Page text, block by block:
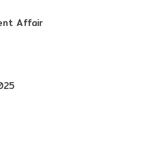
Affair